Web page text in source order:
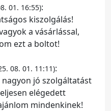
01. 16:55):
kiszolgálás!
a vásárlással,
ezt a boltot!
08. 01. 11:11):
jó szolgáltatást
elégedett
mindenkinek!